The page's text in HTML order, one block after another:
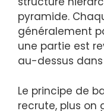
pyramide.
généralement
une partie est
au-dessus
Le principe de
recrute, plus on